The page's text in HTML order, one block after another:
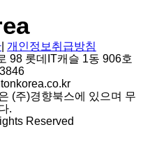
개인정보취급방침
98 롯데IT캐슬 1동 906호
(주)경향북스에 있으며 무
.
Reserved